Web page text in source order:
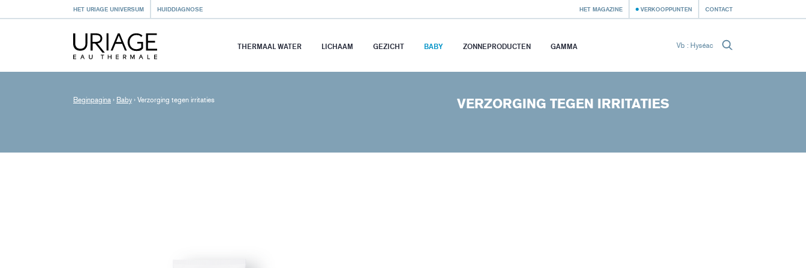
HET URIAGE UNIVERSUM HUIDDIAGNOSE HET MAGAZINE VERKOOPPUNTEN CONTACT
THERMAAL WATER LICHAAM GEZICHT BABY ZONNEPRODUCTEN GAMMA
Beginpagina › Baby › Verzorging tegen irritaties VERZORGING TEGEN IRRITATIES